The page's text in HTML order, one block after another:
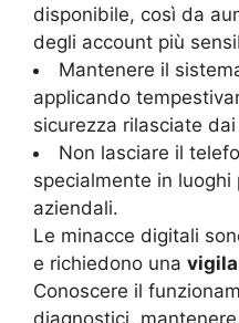
disponibile, così da
degli account più
Mantenere il
applicando
sicurezza rilasciate
Non lasciare il
specialmente in
aziendali.
Le minacce digitali
e richiedono una
Conoscere il